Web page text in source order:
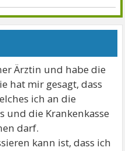
Ärztin und habe die
hat mir gesagt, dass
ich an die
und die Krankenkasse
darf.
kann ist, dass ich